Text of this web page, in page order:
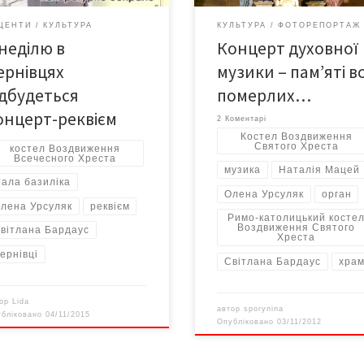
(орган) та Олена Урсуляк
сопрано). Вхід
КУЛЬТУРА
в
реквієм
костел Воздвиження
Всечесного Хреста
базиліка
Урсуляк реквієм
Бардаус
Lida
04/11/2015
КУЛЬТУРА ФОТОРЕПОРТАЖ
Концерт духовної
музики – пам’яті
померлих…
2 Коментарі
Костел Воздвиження
Святого Хреста
музика Наталія Мацей
Олена Урсуляк орган
Римо-католицький костел
Воздвиження Святого
Хреста
Світлана Бардаус храм
авторsporynina
Опубліковано03/11/2012